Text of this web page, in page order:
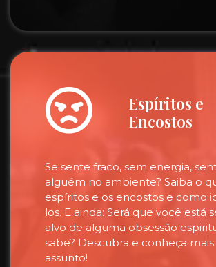
Espíritos e
Encostos
Se sente fraco, sem energia,
alguém no ambiente? Saiba o
espíritos e os encostos e como
los. E ainda: Será que você está
alvo de alguma obsessão
sabe? Descubra e conheça
assunto!